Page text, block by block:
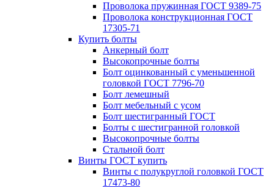
Проволока пружинная ГОСТ 9389-75
Проволока конструкционная ГОСТ
17305-71
Купить болты
Анкерный болт
Высокопрочные болты
Болт оцинкованный с уменьшенной
головкой ГОСТ 7796-70
Болт лемешный
Болт мебельный с усом
Болт шестигранный ГОСТ
Болты с шестигранной головкой
Высокопрочные болты
Стальной болт
Винты ГОСТ купить
Винты с полукруглой головкой ГОСТ
17473-80